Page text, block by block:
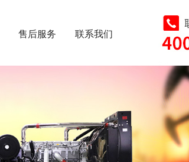
售后服务 联系我们